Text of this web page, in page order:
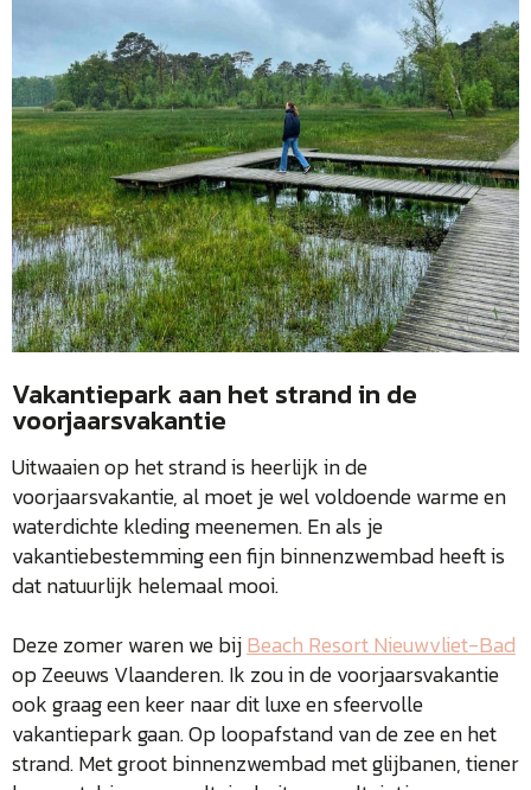
Vakantiepark aan het strand in de
voorjaarsvakantie
Uitwaaien op het strand is heerlijk in de
voorjaarsvakantie, al moet je wel voldoende warme en
waterdichte kleding meenemen. En als je
vakantiebestemming een fijn binnenzwembad heeft is
dat natuurlijk helemaal mooi.
Deze zomer waren we bijBeach Resort Nieuwvliet-Bad
op Zeeuws Vlaanderen. Ik zou in de voorjaarsvakantie
ook graag een keer naar dit luxe en sfeervolle
vakantiepark gaan. Op loopafstand van de zee en het
strand. Met groot binnenzwembad met glijbanen, tiener